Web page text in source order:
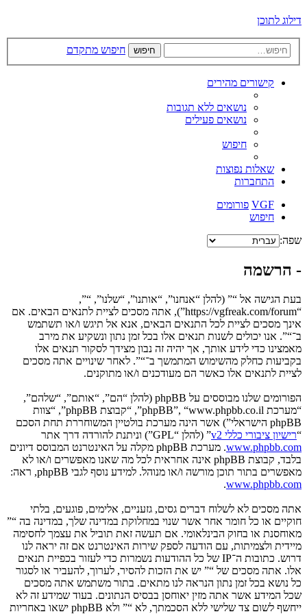
דילוג לתוכן
חיפוש חיפוש מתקדם
קישורים מהירים
נושאים ללא תגובות
נושאים פעילים
חיפוש
שאלות נפוצות
התחברות
VGF פורומים
חיפוש
שפה:
- הרשמה
בעת הגישה אל “” (להלן “אנחנו”, “אותנו”, “שלנו”, “”,
“https://vgfreak.com/forum”), אתה מסכים לציית לתנאים הבאים. אם
אינך מסכים לציית לכל התנאים הבאים, אנא אל תיגש ו/או תשתמש
ב־“”. אנו יכולים לשנות תנאים אלו בכל זמן נתון ונשקיע את מירב
מאמצינו כדי לידע אותך, אך יהיה זה נבון מצידך לסקור תנאים אלו
בקביעות כחלק מהשימוש המתמשך ב־“”. לאחר שינויים אתה מסכים
לציית לתנאים אלו כאשר הם מעודכנים ו/או מתוקנים.
הפורומים שלנו מבוססים על phpBB (להלן “הם”, “אותם”, “שלהם”,
“מערכת phpBB”, “www.phpbb.co.il”, “קבוצת phpBB”, “צוות
phpBB הישראלי”) אשר הינה מערכת בולטיין המשוחררת תחת הסכם
“רישיון ציבורי כללי v2
” (להלן “GPL”) וניתנת להורדה דרך אתר
www.phpbb.com
. מערכת phpBB מקלה על האינטרנט המבוסס דיונים
בלבד, קבוצת phpBB אינה אחראית לכל מה שאנו מאפשרים ו/או לא
מאפשרים בתור תוכן מורשה ו/או מנוהל. למידע נוסף לגבי phpBB, ראה:
www.phpbb.com
.
אתה מסכים לא לשלוח דברים גסים, גזעניים, אלימים, פוגעים, בלתי
חוקיים או כל חומר אחר אשר שנוי במחלוקת במדינה שלך, במדינה בה “”
מאוחסנת או בחוק הבינלאומי. אם תעשה זאת תוביל את עצמך לחסימה
מיידית ולצמיתות, עם הודעה לספק שירות האינטרנט אם זה יראה לנו
דרוש. כתובות ה־IP של כל ההודעות נשמרות כדי לעזור בכפיית תנאים
אלו. אתה מסכים של “” יש את הזכות להסיר, לערוך, להעביר או לסגור
כל נושא בכל זמן נתון הנראה לנו מתאים. בתור משתמש אתה מסכים
שכל המידע אשר אתה מזין יאוחסן בבסיס הנתונים. בעוד שמידע זה לא
ייחשף לשום צד שלישי ללא הסכמתך, לא “” ולא phpBB ישאו באחריות